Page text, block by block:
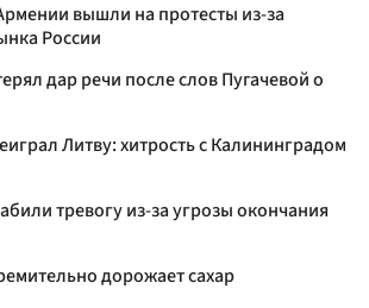
вышли на протесты из-за
России
дар речи после слов Пугачевой о
Литву: хитрость с Калининградом
тревогу из-за угрозы окончания
дорожает сахар